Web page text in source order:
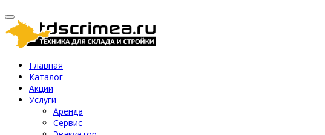
Главная
Каталог
Акции
Услуги
Аренда
Сервис